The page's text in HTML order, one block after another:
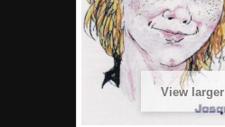
View larger